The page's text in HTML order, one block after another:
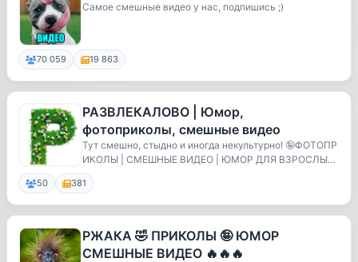
Самое смешные видео у нас, подпишись ;)
70 059 19 863
РАЗВЛЕКАЛОВО | Юмор,
фотоприколы, смешные видео
Тут смешно, стыдно и иногда некультурно! 🤪ФОТОПР
ИКОЛЫ | СМЕШНЫЕ ВИДЕО | ЮМОР ДЛЯ ВЗРОСЛЫХ
😂 Лучши...
50 381
РЖАКА 🤣 ПРИКОЛЫ 🤪 ЮМОР
СМЕШНЫЕ ВИДЕО 🔥🔥🔥